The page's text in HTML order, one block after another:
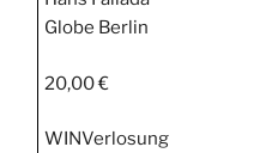
Globe Berlin
20,00 €
WINVerlosung